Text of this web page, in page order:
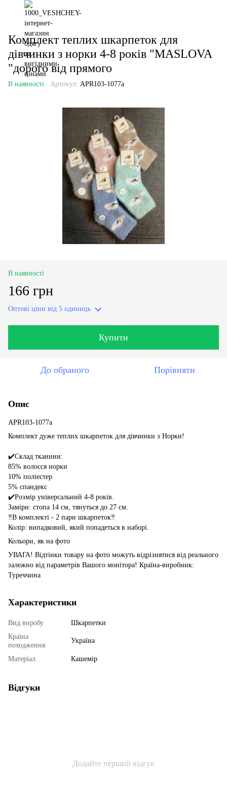
Комплект теплих шкарпеток для
дівчинки з норки 4-8 років "MASLOVA
"дорого від прямого
В наявності Артикул: APR103-1077a
В наявності
166 грн
Оптові ціни від 5 одиниць
Купити
До обраного Порівняти
Опис
APR103-1077a
Комплект дуже теплих шкарпеток для дівчинки з Норки!
✔️Склад тканини:
85% волосся норки
10% поліестер
5% спандекс
✔️Розмір універсальний 4-8 років.
Заміри: стопа 14 см, тянуться до 27 см.
‼️В комплекті - 2 пари шкарпеток‼️
Колір: випадковий, який попадеться в наборі.
Кольори, як на фото
УВАГА! Відтінки товару на фото можуть відрізнятися від реального
залежно від параметрів Вашого монітора! Країна-виробник:
Туреччина
Характеристики
Вид виробу
Шкарпетки
Країна
походження
Україна
Матеріал Кашемір
Відгуки
Додайте перший відгук